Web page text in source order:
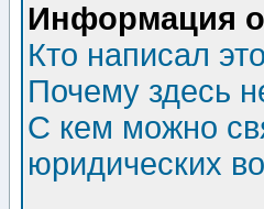
Информация
Кто написал
Почему здесь
С кем можно
юридических